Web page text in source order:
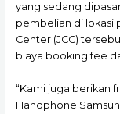
yang sedang
pembelian di lokasi
Center (JCC)
biaya booking fee
“Kami juga berikan
Handphone